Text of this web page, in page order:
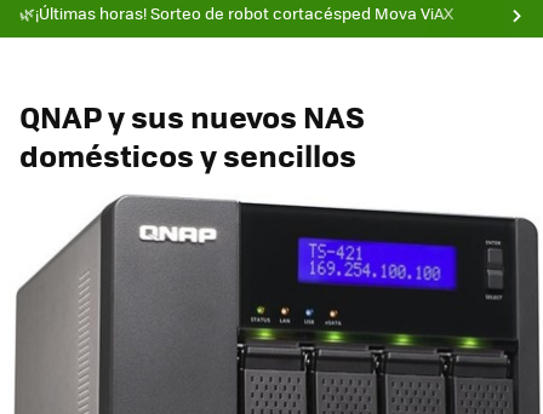
🌿¡Últimas horas! Sorteo de robot cortacésped Mova ViAX
QNAP y sus nuevos NAS
domésticos y sencillos